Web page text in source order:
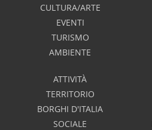
CULTURA/ARTE
EVENTI
TURISMO
AMBIENTE
ATTIVITÀ
TERRITORIO
BORGHI D'ITALIA
SOCIALE